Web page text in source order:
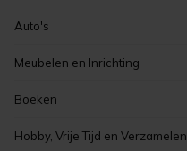
Auto's
volkswagen
peugeot
renault
Meubelen en Inrichting
decoratie
stoelen
Boeken
zeeuwse boeken
Hobby, Vrije Tijd en Verzamelen